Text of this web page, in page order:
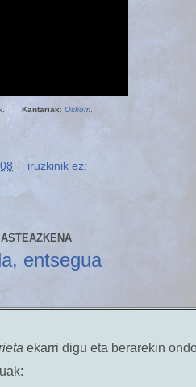
. Kantariak: Oskorri.
iruzkinik ez:
entsegua
ekarri digu eta berarekin